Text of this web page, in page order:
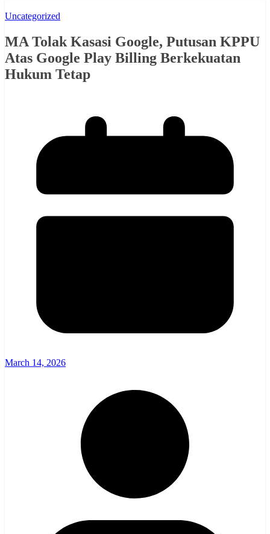
Uncategorized
MA Tolak Kasasi Google, Putusan KPPU
Atas Google Play Billing Berkekuatan
Hukum Tetap
March 14, 2026